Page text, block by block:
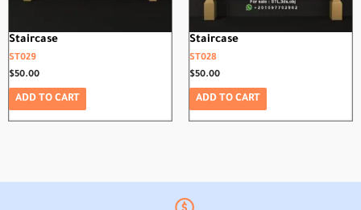
Staircase
ST029
$50.00
ADD TO CART
Staircase
ST028
$50.00
ADD TO CART